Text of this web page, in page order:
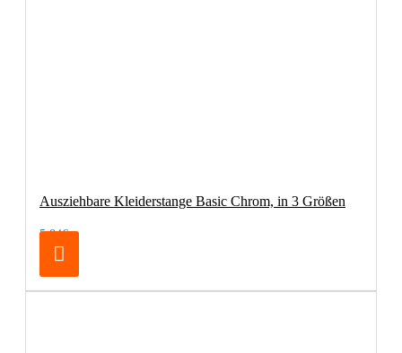
Ausziehbare Kleiderstange Basic Chrom, in 3 Größen
5,84€